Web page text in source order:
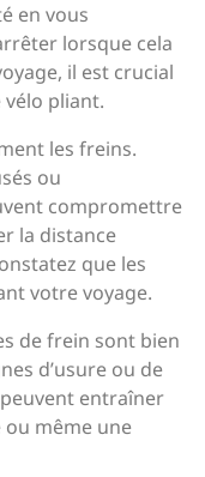
en vous
lorsque cela
il est crucial
vélo pliant.
les freins.
ou
compromettre
la distance
que les
votre voyage.
de frein sont bien
d’usure ou de
entraîner
ou même une